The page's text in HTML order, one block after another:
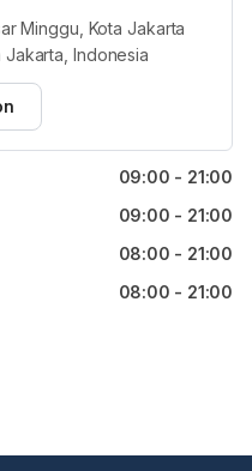
Minggu, Kota Jakarta
Jakarta, Indonesia09:00 - 21:00
09:00 - 21:00
09:00 - 21:00
08:00 - 21:00
08:00 - 21:00